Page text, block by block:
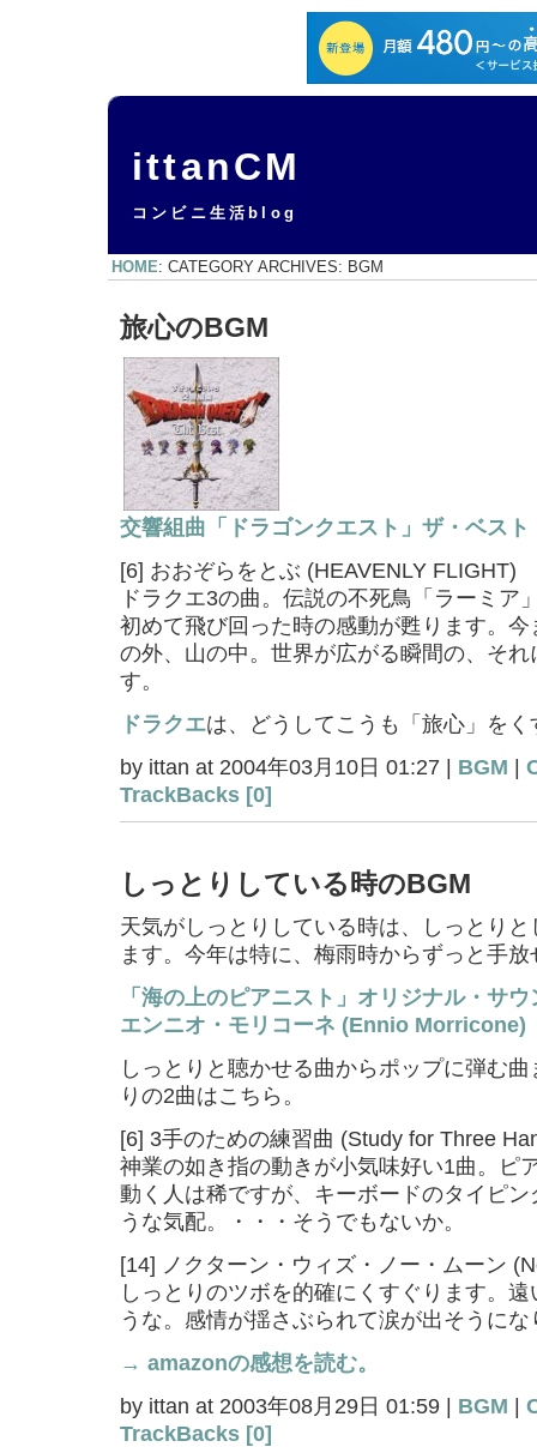
ittanCM
コンビニ生活blog
HOME: CATEGORY ARCHIVES: BGM
旅心のBGM
交響組曲「ドラゴンクエスト」ザ・ベスト
[6] おおぞらをとぶ (HEAVENLY FLIGHT)
ドラクエ3の曲。伝説の不死鳥「ラーミア
初めて飛び回った時の感動が甦ります。
の外、山の中。世界が広がる瞬間の、そ
す。
ドラクエは、どうしてこうも「旅心」を
by ittan at 2004年03月10日 01:27 | BGM |
TrackBacks [0]
しっとりしている時のBGM
天気がしっとりしている時は、しっとり
ます。今年は特に、梅雨時からずっと手
「海の上のピアニスト」オリジナル・サ
エンニオ・モリコーネ (Ennio Morricone)
しっとりと聴かせる曲からポップに弾む
りの2曲はこちら。
[6] 3手のための練習曲 (Study for Three
神業の如き指の動きが小気味好い1曲。ピ
動く人は稀ですが、キーボードのタイピ
うな気配。・・・そうでもないか。
[14] ノクターン・ウィズ・ノー・ムーン
しっとりのツボを的確にくすぐります。
うな。感情が揺さぶられて涙が出そうにな
→ amazonの感想を読む。
by ittan at 2003年08月29日 01:59 | BGM |
TrackBacks [0]